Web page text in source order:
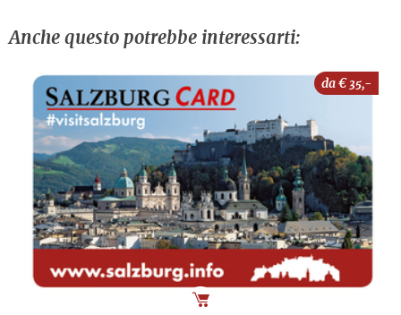
Anche questo potrebbe interessarti:
da €35,-